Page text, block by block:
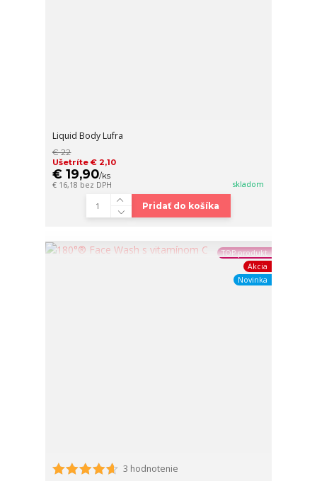
Liquid Body Lufra
€ 22
Ušetríte € 2,10
€ 19,90/ks
€ 16,18 bez DPH skladom
Pridať do košíka
TOP produkt
Akcia
Novinka
3 hodnotenie